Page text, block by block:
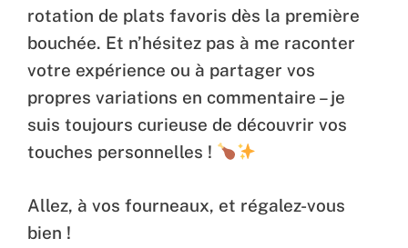
rotation de plats favoris dès la première
bouchée. Et n’hésitez pas à me raconter
votre expérience ou à partager vos
propres variations en commentaire – je
suis toujours curieuse de découvrir vos
touches personnelles !
Allez, à vos fourneaux, et régalez-vous
bien !